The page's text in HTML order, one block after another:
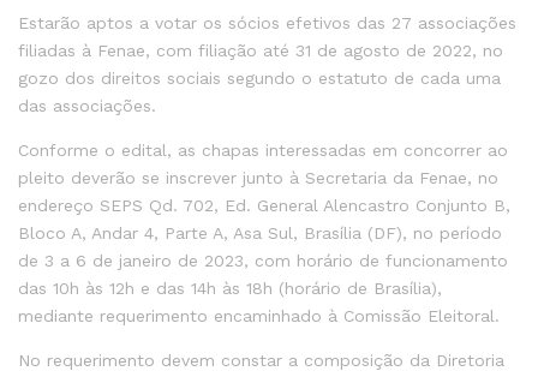
Estarão aptos a votar os sócios efetivos das 27 associações
filiadas à Fenae, com filiação até 31 de agosto de 2022, no
gozo dos direitos sociais segundo o estatuto de cada uma
das associações.
Conforme o edital, as chapas interessadas em concorrer ao
pleito deverão se inscrever junto à Secretaria da Fenae, no
endereço SEPS Qd. 702, Ed. General Alencastro Conjunto B,
Bloco A, Andar 4, Parte A, Asa Sul, Brasília (DF), no período
de 3 a 6 de janeiro de 2023, com horário de funcionamento
das 10h às 12h e das 14h às 18h (horário de Brasília),
mediante requerimento encaminhado à Comissão Eleitoral.
No requerimento devem constar a composição da Diretoria